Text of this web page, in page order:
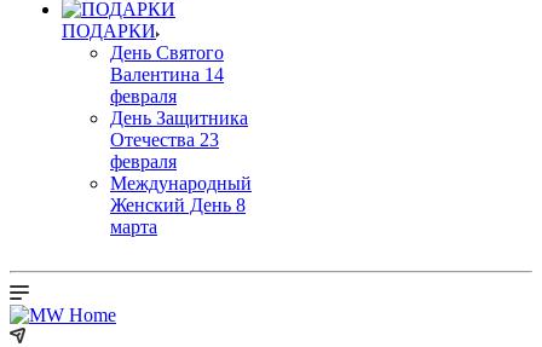
ПОДАРКИ
День Святого
Валентина 14
февраля
День Защитника
Отечества 23
февраля
Международный
Женский День 8
марта